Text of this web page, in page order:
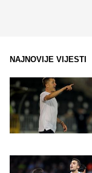
NAJNOVIJE VIJESTI